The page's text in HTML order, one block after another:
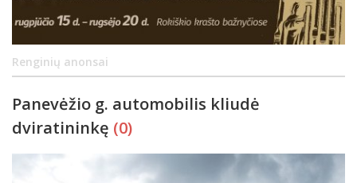
Renginių anonsai
Panevėžio g. automobilis kliudė
dviratininkę (0)